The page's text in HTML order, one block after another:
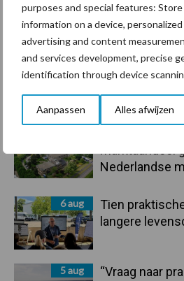
purposes and special features: Store
information on a device,
advertising and content
and services development, precise
identification through device
Aanpassen Alles afwijzen
Sidebar
Recent nieuws
marktaandeel
Nederlandse
6 aug
Tien
langere
5 aug
“Vraag naar
Toon